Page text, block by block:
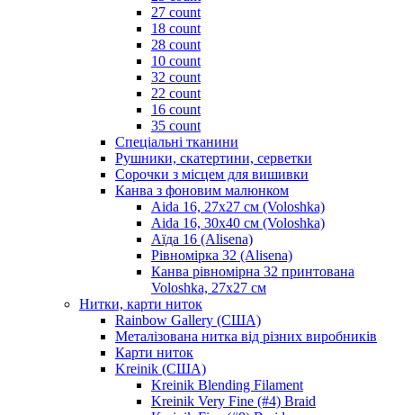
27 count
18 count
28 count
10 count
32 count
22 count
16 count
35 count
Спеціальні тканини
Рушники, скатертини, серветки
Сорочки з місцем для вишивки
Канва з фоновим малюнком
Aida 16, 27х27 см (Voloshka)
Aida 16, 30х40 см (Voloshka)
Аїда 16 (Alisena)
Рівномірка 32 (Alisena)
Канва рівномірна 32 принтована
Voloshka, 27х27 см
Нитки, карти ниток
Rainbow Gallery (США)
Металізована нитка від різних виробників
Карти ниток
Kreinik (США)
Kreinik Blending Filament
Kreinik Very Fine (#4) Braid